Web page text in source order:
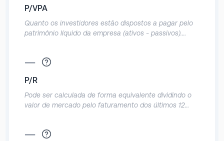
P/VPA
Quanto os investidores estão dispostos a pagar pelo
patrimônio líquido da empresa (ativos - passivos).
Referências: Abaixo de 1: a empresa está sendo
Igual a 1: a empresa está sendo negociada no valor
exato do seu patrimônio. Acima de 1: a empresa está
sendo negociada acima do quanto vale o seu
—
P/R
Pode ser calculada de forma equivalente dividindo o
valor de mercado pelo faturamento dos últimos 12
—